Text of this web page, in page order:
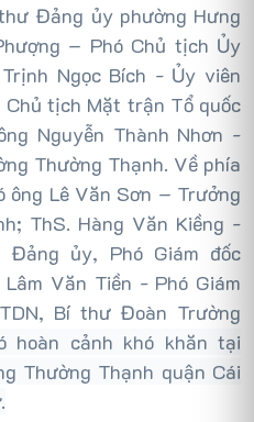
Đảng ủy phường Hưng
– Phó Chủ tịch Ủy
Ngọc Bích - Ủy viên
tịch Mặt trận Tổ quốc
Nguyễn Thành Nhơn -
Thường Thạnh. Về phía
Lê Văn Sơn – Trưởng
ThS. Hàng Văn Kiềng -
ủy, Phó Giám đốc
Văn Tiền - Phó Giám
Bí thư Đoàn Trường
hoàn cảnh khó khăn tại
Thường Thạnh quận Cái